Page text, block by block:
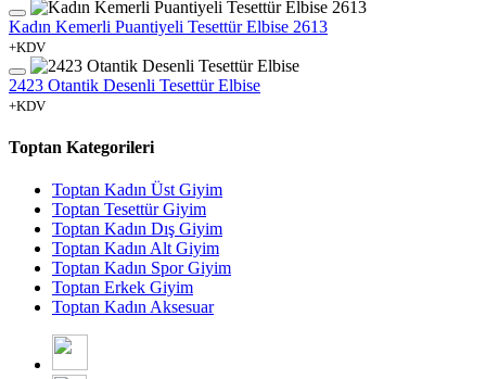
Kadın Kemerli Puantiyeli Tesettür Elbise 2613
+KDV
2423 Otantik Desenli Tesettür Elbise
+KDV
Toptan Kategorileri
Toptan Kadın Üst Giyim
Toptan Tesettür Giyim
Toptan Kadın Dış Giyim
Toptan Kadın Alt Giyim
Toptan Kadın Spor Giyim
Toptan Erkek Giyim
Toptan Kadın Aksesuar